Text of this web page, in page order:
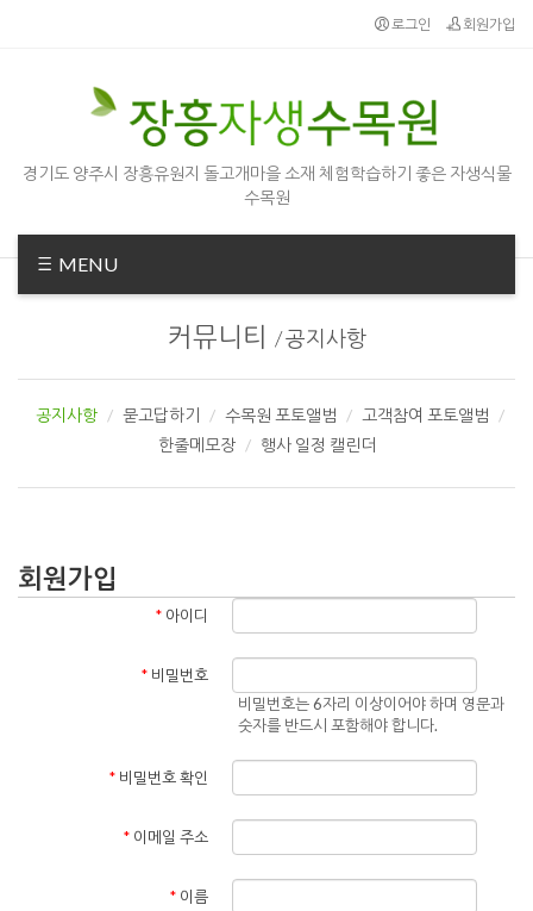
로그인 회원가입
경기도 양주시 장흥유원지 돌고개마을 소재 체험학습하기 좋은 자생식물
수목원
MENU
커뮤니티 /공지사항
공지사항 묻고답하기 수목원 포토앨범
고객참여 포토앨범
한줄메모장
행사 일정 캘린더
회원가입
* 아이디
* 비밀번호
비밀번호는 6자리 이상이어야 하며 영문과
숫자를 반드시 포함해야 합니다.
* 비밀번호 확인
* 이메일 주소
* 이름